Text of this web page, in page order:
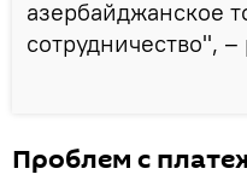
азербайджанское
сотрудничество", –
Проблем с